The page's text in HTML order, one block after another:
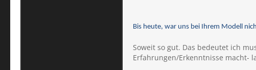
Bis heute, war uns bei Ihrem Modell
Soweit so gut. Das bedeutet ich
Erfahrungen/Erkenntnisse macht-